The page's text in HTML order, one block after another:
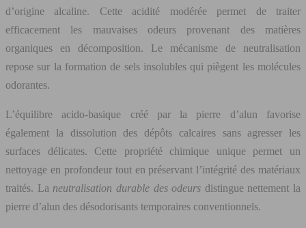
d’origine alcaline. Cette acidité modérée permet de traiter
efficacement les mauvaises odeurs provenant des matières
organiques en décomposition. Le mécanisme de neutralisation
repose sur la formation de sels insolubles qui piègent les molécules
odorantes.
L’équilibre acido-basique créé par la pierre d’alun favorise
également la dissolution des dépôts calcaires sans agresser les
surfaces délicates. Cette propriété chimique unique permet un
nettoyage en profondeur tout en préservant l’intégrité des matériaux
traités. La neutralisation durable des odeurs distingue nettement la
pierre d’alun des désodorisants temporaires conventionnels.